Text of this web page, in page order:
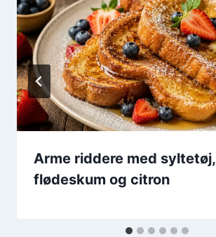
Arme riddere med syltetøj,
flødeskum og citron